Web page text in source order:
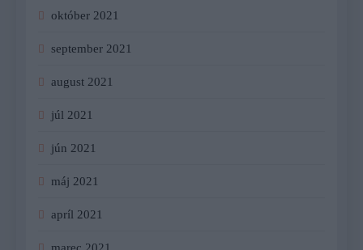
október 2021
september 2021
august 2021
júl 2021
jún 2021
máj 2021
apríl 2021